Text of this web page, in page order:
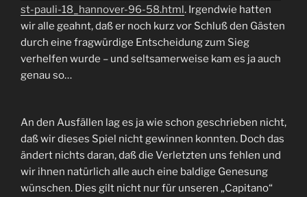
st-pauli-18_hannover-96-58.html. Irgendwie hatten
wir alle geahnt, daß er noch kurz vor Schluß den Gästen
durch eine fragwürdige Entscheidung zum Sieg
verhelfen wurde – und seltsamerweise kam es ja auch
genau so…
An den Ausfällen lag es ja wie schon geschrieben nicht,
daß wir dieses Spiel nicht gewinnen konnten. Doch das
ändert nichts daran, daß die Verletzten uns fehlen und
wir ihnen natürlich alle auch eine baldige Genesung
wünschen. Dies gilt nicht nur für unseren „Capitano“